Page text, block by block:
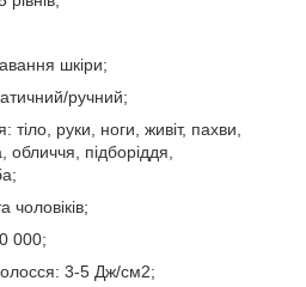
шкіри;
ручний;
тіло, руки, ноги, живіт, пахви,
обличчя, підборіддя,
чоловіків;
000;
3-5 Дж/см2;